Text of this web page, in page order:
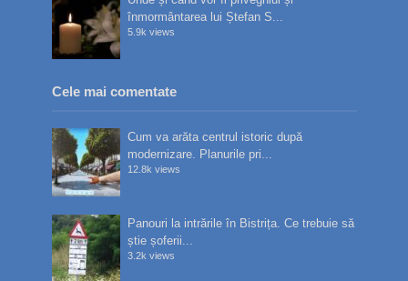
înmormântarea lui Ștefan S...
5.9k views
Cele mai comentate
Cum va arăta centrul istoric după
modernizare. Planurile pri...
12.8k views
Panouri la intrările în Bistrița. Ce trebuie să
știe șoferii...
3.2k views